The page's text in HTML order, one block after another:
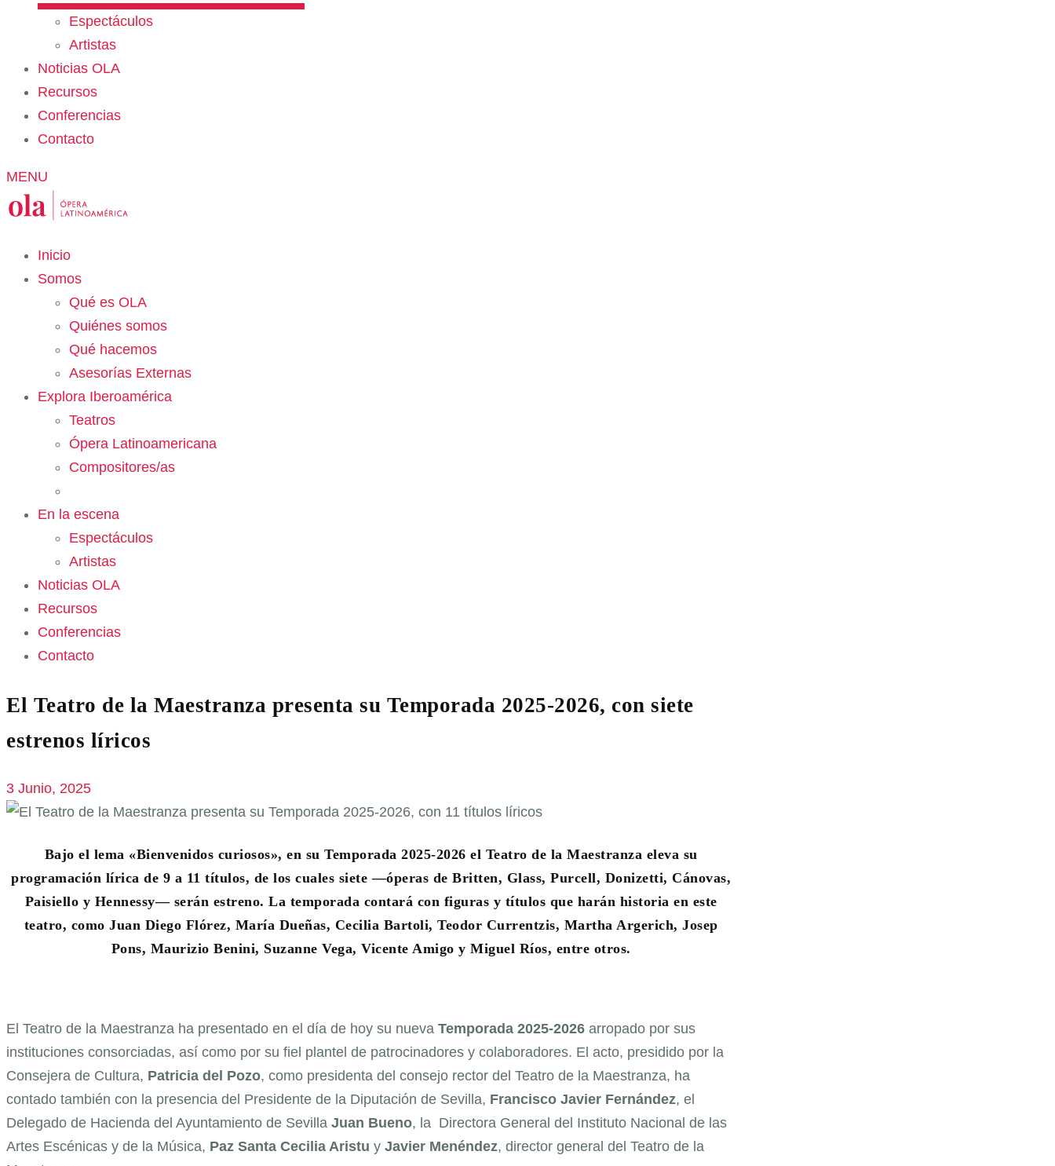
Espectáculos
Artistas
Noticias OLA
Recursos
Conferencias
Contacto
MENU
Inicio
Somos
Qué es OLA
Quiénes somos
Qué hacemos
Asesorías Externas
Explora Iberoamérica
Teatros
Ópera Latinoamericana
Compositores/as
En la escena
Espectáculos
Artistas
Noticias OLA
Recursos
Conferencias
Contacto
El Teatro de la Maestranza presenta su Temporada 2025-2026, con siete
estrenos líricos
3 Junio, 2025
Bajo el lema «Bienvenidos curiosos», en su Temporada 2025-2026 el Teatro de la Maestranza eleva su
programación lírica de 9 a 11 títulos, de los cuales siete —óperas de Britten, Glass, Purcell, Donizetti, Cánovas,
Paisiello y Hennessy— serán estreno. La temporada contará con figuras y títulos que harán historia en este
teatro, como Juan Diego Flórez, María Dueñas, Cecilia Bartoli, Teodor Currentzis, Martha Argerich, Josep
Pons, Maurizio Benini, Suzanne Vega, Vicente Amigo y Miguel Ríos, entre otros.
El Teatro de la Maestranza ha presentado en el día de hoy su nueva Temporada 2025-2026 arropado por sus
instituciones consorciadas, así como por su fiel plantel de patrocinadores y colaboradores. El acto, presidido por la
Consejera de Cultura, Patricia del Pozo, como presidenta del consejo rector del Teatro de la Maestranza, ha
contado también con la presencia del Presidente de la Diputación de Sevilla, Francisco Javier Fernández, el
Delegado de Hacienda del Ayuntamiento de Sevilla Juan Bueno, la Directora General del Instituto Nacional de las
Artes Escénicas y de la Música, Paz Santa Cecilia Aristu y Javier Menéndez, director general del Teatro de la